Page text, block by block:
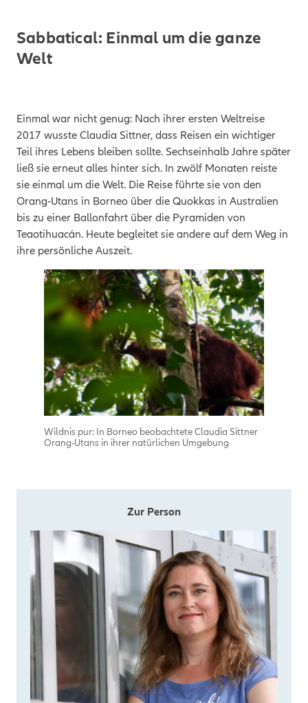
Sabbatical: Einmal um die ganze
Welt
Zur Person
Einmal war nicht genug: Nach ihrer ersten Weltreise
2017 wusste Claudia Sittner, dass Reisen ein wichtiger
Teil ihres Lebens bleiben sollte. Sechseinhalb Jahre später
ließ sie erneut alles hinter sich. In zwölf Monaten reiste
sie einmal um die Welt. Die Reise führte sie von den
Orang-Utans in Borneo über die Quokkas in Australien
bis zu einer Ballonfahrt über die Pyramiden von
Teaotihuacán. Heute begleitet sie andere auf dem Weg in
ihre persönliche Auszeit.
Wildnis pur: In Borneo beobachtete Claudia Sittner
Orang-Utans in ihrer natürlichen Umgebung